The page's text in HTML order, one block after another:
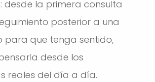
desde la primera consulta
posterior a una
para que tenga sentido,
desde los
reales del día a día.